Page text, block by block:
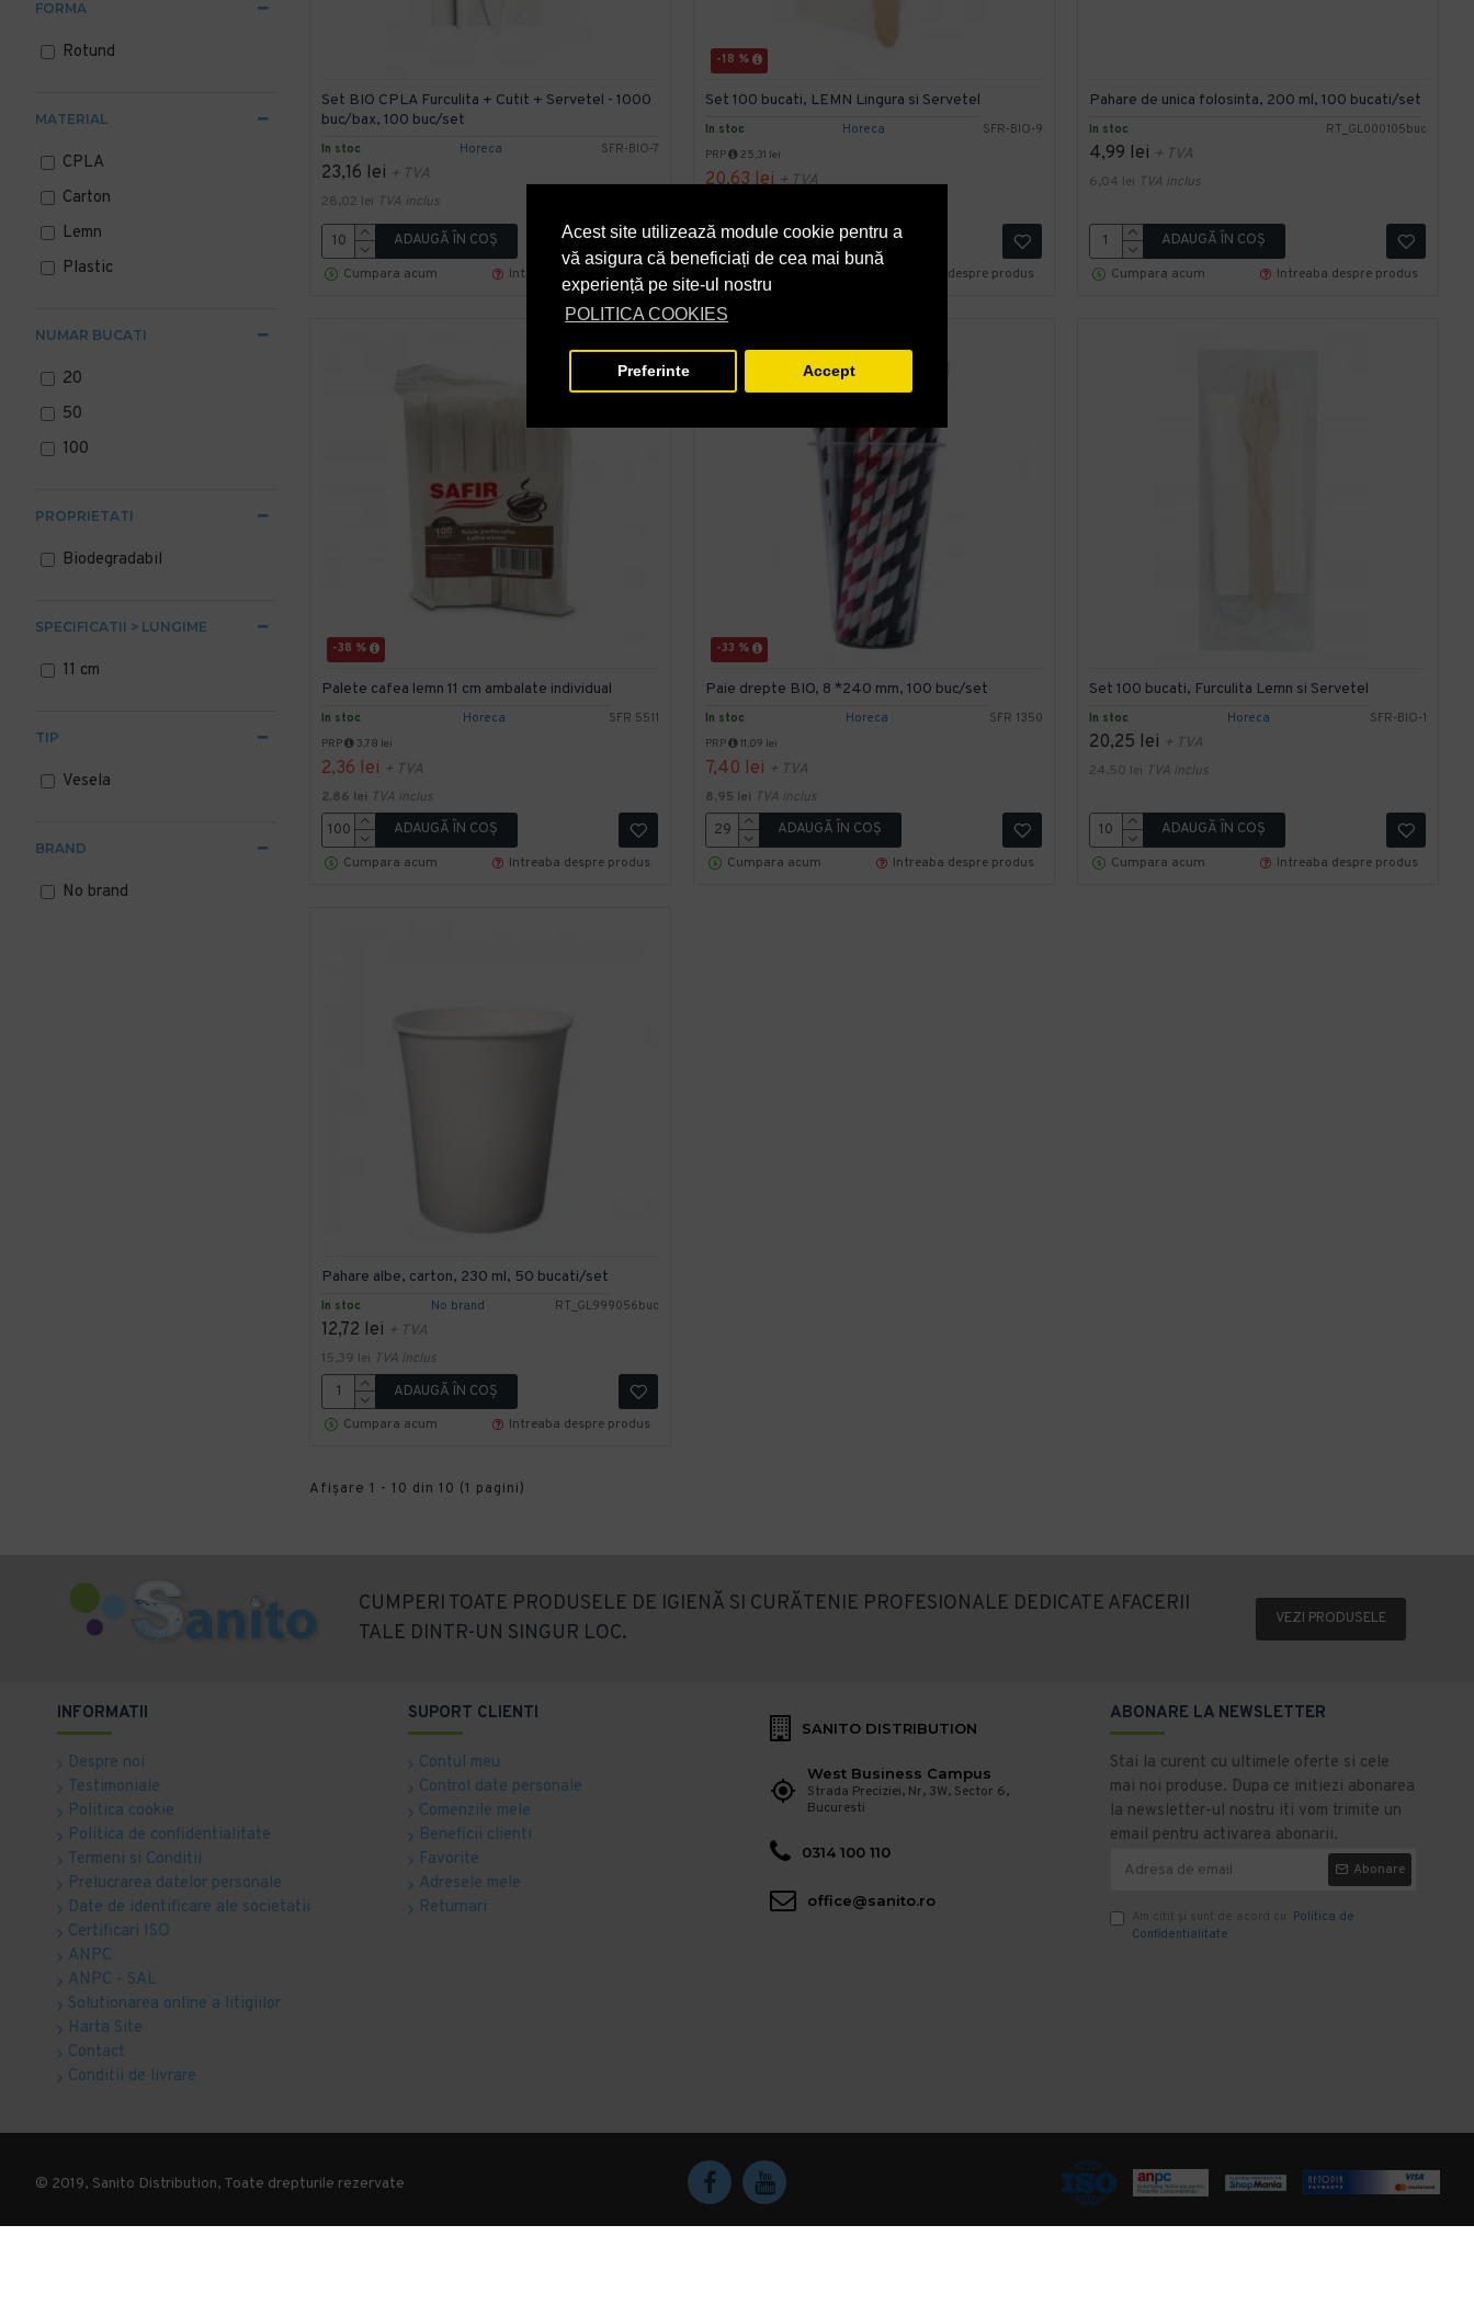
Acest site utilizează module cookie pentru a
vă asigura că beneficiați de cea mai bună
experiență pe site-ul nostru
POLITICA COOKIES
Preferinte Accept
FORMA
Rotund
MATERIAL
CPLA
Carton
Lemn
Plastic
NUMAR BUCATI
20
50
100
PROPRIETATI
Biodegradabil
SPECIFICATII > LUNGIME
11 cm
TIP
Vesela
BRAND
No brand
In stoc Horeca SFR-BIO-7
Set BIO CPLA Furculita + Cutit + Servetel - 1000
buc/bax, 100 buc/set
23,16 lei + TVA
28,02 lei TVA inclus
ADAUGĂ ÎN COŞ
Cumpara acum
Intreaba despre produs
-18 %
In stoc Horeca SFR-BIO-9
Set 100 bucati, LEMN Lingura si Servetel
PRP 25,31 lei
20,63 lei + TVA
ADAUGĂ ÎN COŞ
Cumpara acum
Intreaba despre produs
In stoc RT_GL000105buc
Pahare de unica folosinta, 200 ml, 100 bucati/set
4,99 lei + TVA
6,04 lei TVA inclus
ADAUGĂ ÎN COŞ
Cumpara acum
Intreaba despre produs
-38 %
In stoc Horeca SFR 5511
Palete cafea lemn 11 cm ambalate individual
PRP 3,78 lei
2,36 lei + TVA
2,86 lei TVA inclus
ADAUGĂ ÎN COŞ
Cumpara acum
Intreaba despre produs
-33 %
In stoc Horeca SFR 1350
Paie drepte BIO, 8 *240 mm, 100 buc/set
PRP 11,09 lei
7,40 lei + TVA
8,95 lei TVA inclus
ADAUGĂ ÎN COŞ
Cumpara acum
Intreaba despre produs
In stoc Horeca SFR-BIO-1
Set 100 bucati, Furculita Lemn si Servetel
20,25 lei + TVA
24,50 lei TVA inclus
ADAUGĂ ÎN COŞ
Cumpara acum
Intreaba despre produs
In stoc No brand RT_GL999056buc
Pahare albe, carton, 230 ml, 50 bucati/set
12,72 lei + TVA
15,39 lei TVA inclus
ADAUGĂ ÎN COŞ
Cumpara acum
Intreaba despre produs
Afişare 1 - 10 din 10 (1 pagini)
CUMPERI TOATE PRODUSELE DE IGIENĂ SI CURĂTENIE PROFESIONALE DEDICATE AFACERII
TALE DINTR-UN SINGUR LOC.
VEZI PRODUSELE
INFORMATII
Despre noi
Testimoniale
Politica cookie
Politica de confidentialitate
Termeni si Conditii
Prelucrarea datelor personale
Date de identificare ale societatii
Certificari ISO
ANPC
ANPC - SAL
Solutionarea online a litigiilor
Harta Site
Contact
Conditii de livrare
SUPORT CLIENTI
Contul meu
Control date personale
Comenzile mele
Beneficii clienti
Favorite
Adresele mele
Returnari
SANITO DISTRIBUTION
West Business Campus
Strada Preciziei, Nr, 3W, Sector 6,
Bucuresti
0314 100 110
office@sanito.ro
ABONARE LA NEWSLETTER
Stai la curent cu ultimele oferte si cele
mai noi produse. Dupa ce initiezi abonarea
la newsletter-ul nostru iti vom trimite un
email pentru activarea abonarii.
Abonare
Am citit şi sunt de acord cu Politica de
Confidentialitate
© 2019, Sanito Distribution, Toate drepturile rezervate